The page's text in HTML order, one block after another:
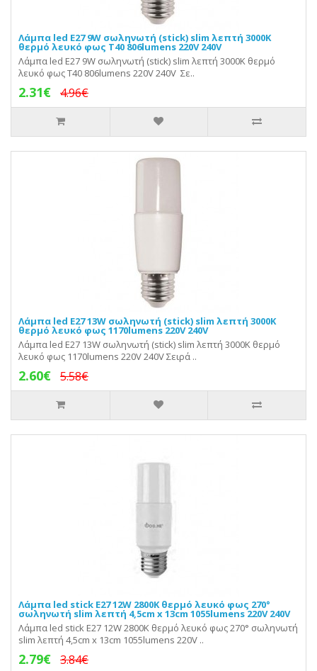
Λάμπα led E27 9W σωληνωτή (stick) slim λεπτή 3000K
θερμό λευκό φως T40 806lumens 220V 240V
Λάμπα led E27 9W σωληνωτή (stick) slim λεπτή 3000K θερμό
λευκό φως T40 806lumens 220V 240V Σε..
2.31€ 4.96€
Λάμπα led E27 13W σωληνωτή (stick) slim λεπτή 3000K
θερμό λευκό φως 1170lumens 220V 240V
Λάμπα led E27 13W σωληνωτή (stick) slim λεπτή 3000K θερμό
λευκό φως 1170lumens 220V 240V Σειρά ..
2.60€ 5.58€
Λάμπα led stick E27 12W 2800K θερμό λευκό φως 270°
σωληνωτή slim λεπτή 4,5cm x 13cm 1055lumens 220V 240V
Λάμπα led stick E27 12W 2800K θερμό λευκό φως 270° σωληνωτή
slim λεπτή 4,5cm x 13cm 1055lumens 220V ..
2.79€ 3.84€